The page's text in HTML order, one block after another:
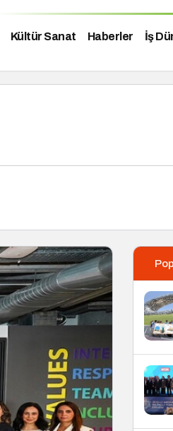
Kültür Sanat Haberler İş